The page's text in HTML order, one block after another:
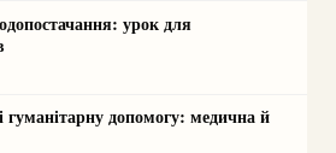
урок для
гуманітарну допомогу: медична й